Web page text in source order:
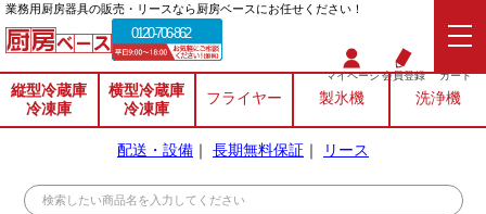
業務⽤厨房器具の販売・リースなら厨房ベースにお任せください！
0120-706-862
マイページ会員登録 カート
縦型冷蔵庫
冷凍庫
横型冷蔵庫
冷凍庫
フライヤー 製氷機 洗浄機
配送・設備 ｜ 長期無料保証 ｜ リース